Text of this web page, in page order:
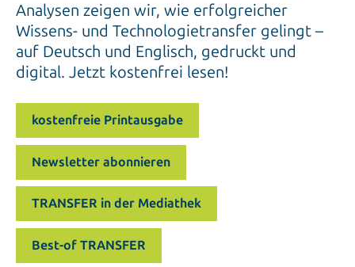
Analysen zeigen wir, wie erfolgreicher
Wissens- und Technologietransfer gelingt –
auf Deutsch und Englisch, gedruckt und
digital. Jetzt kostenfrei lesen!
kostenfreie Printausgabe
Newsletter abonnieren
TRANSFER in der Mediathek
Best-of TRANSFER